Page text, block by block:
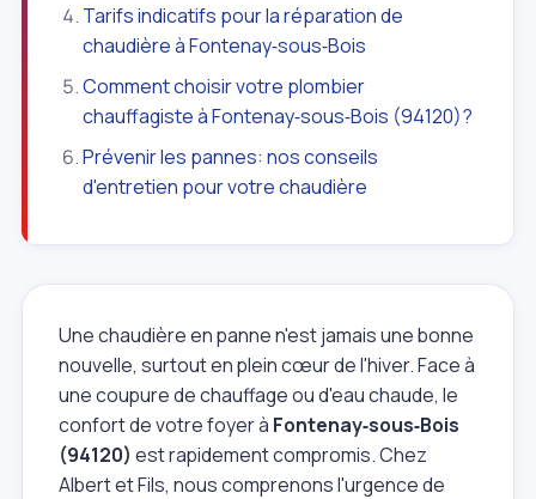
Tarifs indicatifs pour la réparation de
chaudière à Fontenay‑sous‑Bois
Comment choisir votre plombier
chauffagiste à Fontenay‑sous‑Bois (94120)?
Prévenir les pannes: nos conseils
d'entretien pour votre chaudière
Une chaudière en panne n'est jamais une bonne
nouvelle, surtout en plein cœur de l'hiver. Face à
une coupure de chauffage ou d'eau chaude, le
confort de votre foyer à Fontenay‑sous‑Bois
(94120) est rapidement compromis. Chez
Albert et Fils, nous comprenons l'urgence de